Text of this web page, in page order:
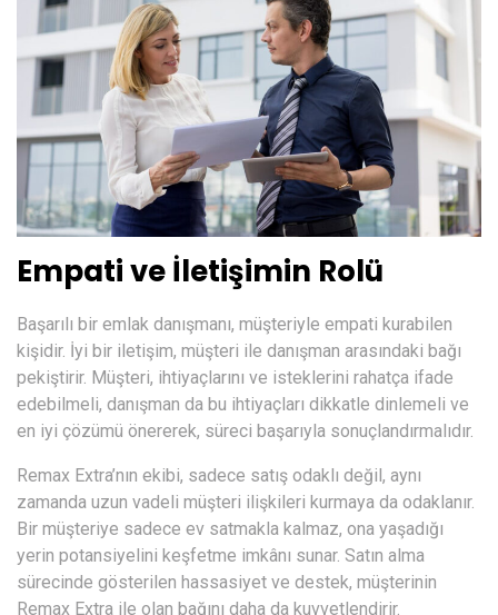
Empati ve İletişimin Rolü
Başarılı bir emlak danışmanı, müşteriyle empati kurabilen
kişidir. İyi bir iletişim, müşteri ile danışman arasındaki bağı
pekiştirir. Müşteri, ihtiyaçlarını ve isteklerini rahatça ifade
edebilmeli, danışman da bu ihtiyaçları dikkatle dinlemeli ve
en iyi çözümü önererek, süreci başarıyla sonuçlandırmalıdır.
Remax Extra’nın ekibi, sadece satış odaklı değil, aynı
zamanda uzun vadeli müşteri ilişkileri kurmaya da odaklanır.
Bir müşteriye sadece ev satmakla kalmaz, ona yaşadığı
yerin potansiyelini keşfetme imkânı sunar. Satın alma
sürecinde gösterilen hassasiyet ve destek, müşterinin
Remax Extra ile olan bağını daha da kuvvetlendirir.